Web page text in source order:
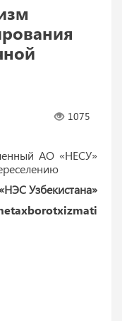
1075
АО «НЕСУ»
Узбекистана»